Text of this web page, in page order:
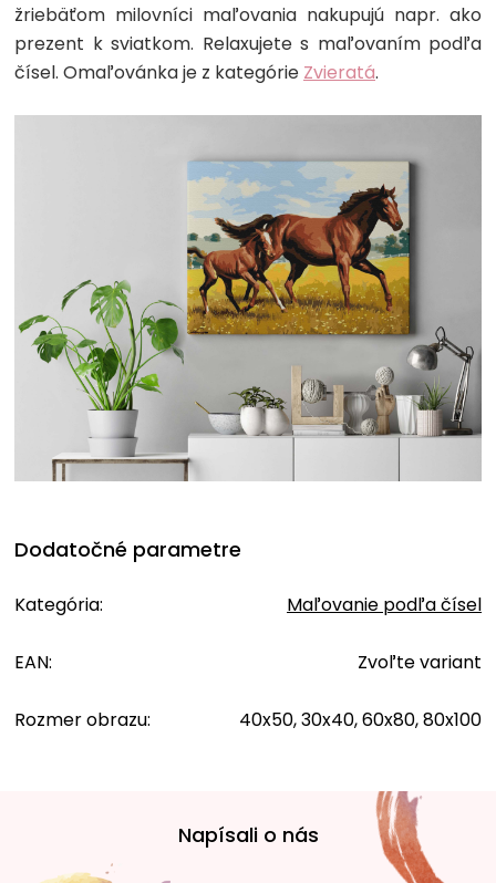
žriebäťom milovníci maľovania nakupujú napr. ako
prezent k sviatkom. Relaxujete s maľovaním podľa
čísel. Omaľovánka je z kategórie Zvieratá.
Dodatočné parametre
Kategória: Maľovanie podľa čísel
EAN: Zvoľte variant
Rozmer obrazu: 40x50, 30x40, 60x80, 80x100
Napísali o nás